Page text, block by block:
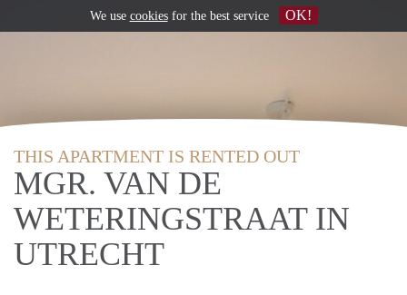
THIS APARTMENT IS RENTED OUT
MGR. VAN DE
WETERINGSTRAAT IN
UTRECHT
We use cookiesfor the best service OK!